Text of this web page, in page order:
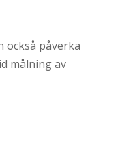
också påverka
målning av